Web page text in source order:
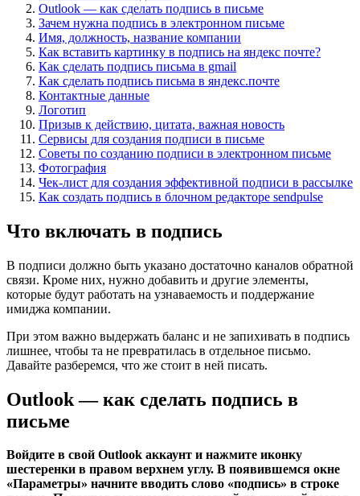
Outlook — как сделать подпись в письме
Зачем нужна подпись в электронном письме
Имя, должность, название компании
Как вставить картинку в подпись на яндекс почте?
Как сделать подпись письма в gmail
Как сделать подпись письма в яндекс.почте
Контактные данные
Логотип
Призыв к действию, цитата, важная новость
Сервисы для создания подписи в письме
Советы по созданию подписи в электронном письме
Фотография
Чек-лист для создания эффективной подписи в рассылке
Как создать подпись в блочном редакторе sendpulse
Что включать в подпись
В подписи должно быть указано достаточно каналов обратной
связи. Кроме них, нужно добавить и другие элементы,
которые будут работать на узнаваемость и поддержание
имиджа компании.
При этом важно выдержать баланс и не запихивать в подпись
лишнее, чтобы та не превратилась в отдельное письмо.
Давайте разберемся, что же стоит в ней писать.
Outlook — как сделать подпись в
письме
Войдите в свой Outlook аккаунт и нажмите иконку
шестеренки в правом верхнем углу. В появившемся окне
«Параметры» начните вводить слово «подпись» в строке